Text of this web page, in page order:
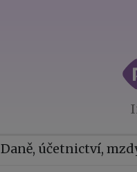
Daně, účetnictví,